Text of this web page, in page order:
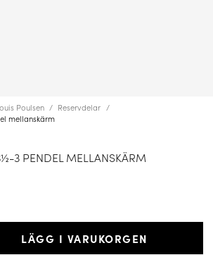
Poulsen
Reservdelar
mellanskärm
3 PENDEL MELLANSKÄRM
LÄGG I VARUKORGEN